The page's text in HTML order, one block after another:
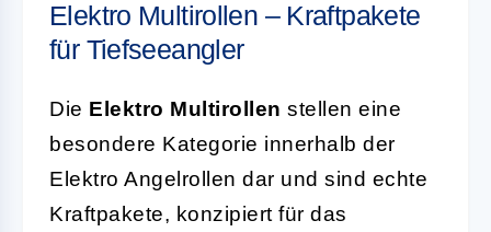
Elektro Multirollen – Kraftpakete
für Tiefseeangler
Die Elektro Multirollen stellen eine
besondere Kategorie innerhalb der
Elektro Angelrollen dar und sind echte
Kraftpakete, konzipiert für das